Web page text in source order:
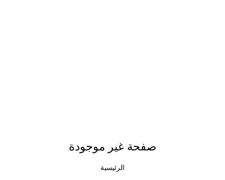
صفحة غير موجودة
الرئيسية